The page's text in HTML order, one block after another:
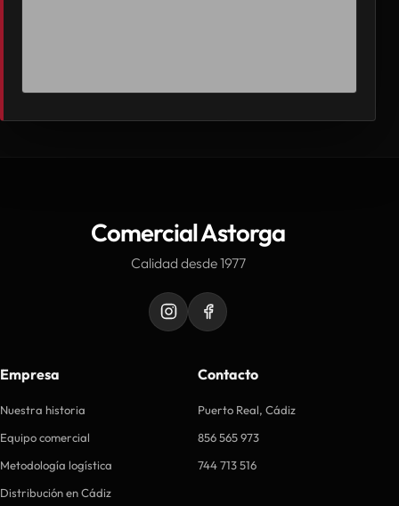
Comercial Astorga
Calidad desde 1977
Empresa
Nuestra historia
Equipo comercial
Metodología logística
Distribución en Cádiz
Contacto
Puerto Real, Cádiz
856 565 973
744 713 516